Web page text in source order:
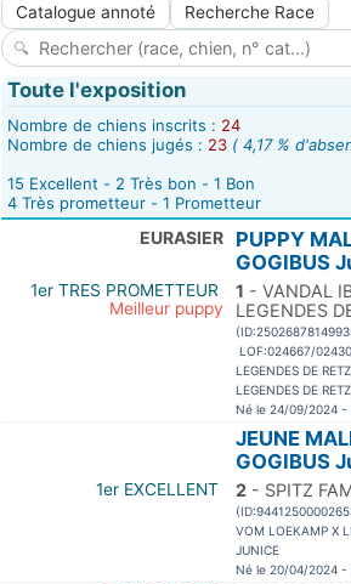
Catalogue annoté
Recherche Race
Toute l'exposition
Nombre de chiens inscrits : 24
Nombre de chiens jugés : 23 ( 4,17 %
15 Excellent - 2 Très bon - 1 Bon
4 Très prometteur - 1 Prometteur
EURASIER
PUPPY
GOGIBUS
1er TRES PROMETTEUR
Meilleur puppy
1 - VANDAL
LEGENDES
LOF:024667/
LEGENDES DE
LEGENDES DE RETZ
Né le 24/09/2024 -
JEUNE
GOGIBUS
1er EXCELLENT 2 - SPITZ
VOM LOEKAMP X
JUNICE
Né le 20/04/2024 -